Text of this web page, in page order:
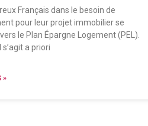
Français dans le besoin de
pour leur projet immobilier se
le Plan Épargne Logement (PEL).
s’agit a priori
»